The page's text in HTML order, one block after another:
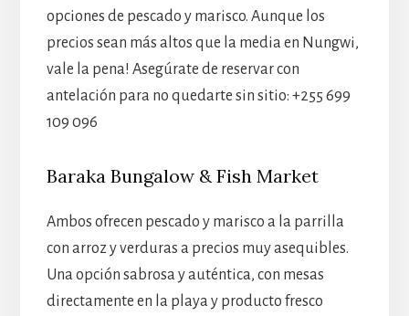
opciones de pescado y marisco. Aunque los
precios sean más altos que la media en Nungwi,
vale la pena! Asegúrate de reservar con
antelación para no quedarte sin sitio: +255 699
109 096
Baraka Bungalow & Fish Market
Ambos ofrecen pescado y marisco a la parrilla
con arroz y verduras a precios muy asequibles.
Una opción sabrosa y auténtica, con mesas
directamente en la playa y producto fresco